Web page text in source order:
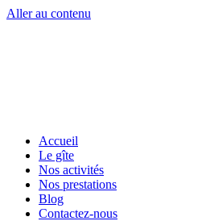
Aller au contenu
Accueil
Le gîte
Nos activités
Nos prestations
Blog
Contactez-nous